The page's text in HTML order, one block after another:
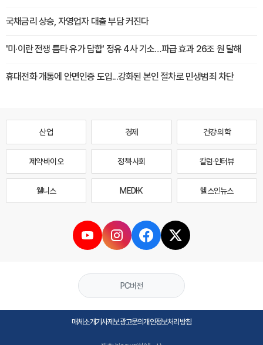
국채금리 상승, 자영업자 대출 부담 커진다
'미·이란 전쟁 틈타 유가 담합' 정유 4사 기소…파급 효과 26조 원 달해
휴대전화 개통에 안면인증 도입...강화된 본인 절차로 민생범죄 차단
산업 경제 건강·의학
제약·바이오 정책·사회 칼럼·인터뷰
웰니스 MEDI·K 헬스인뉴스
PC버전
매체소개기사제보광고문의개인정보처리방침